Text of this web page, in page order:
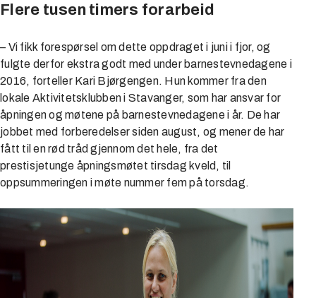
Flere tusen timers forarbeid
– Vi fikk forespørsel om dette oppdraget i juni i fjor, og
fulgte derfor ekstra godt med under barnestevnedagene i
2016, forteller Kari Bjørgengen. Hun kommer fra den
lokale Aktivitetsklubben i Stavanger, som har ansvar for
åpningen og møtene på barnestevnedagene i år. De har
jobbet med forberedelser siden august, og mener de har
fått til en rød tråd gjennom det hele, fra det
prestisjetunge åpningsmøtet tirsdag kveld, til
oppsummeringen i møte nummer fem på torsdag.